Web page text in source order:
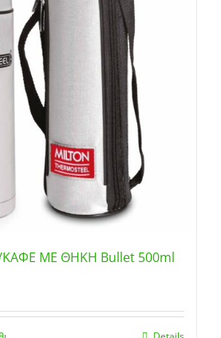
ΜΕ ΘΗΚΗ Bullet 500ml